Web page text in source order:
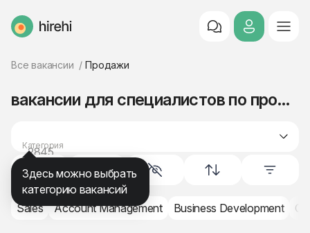
HireHi
Все вакансии Продажи
Категория
продажи
2845
вакансии для специалистов по продажам
Sales Account Management Business Development
Здесь можно выбрать
категорию вакансий